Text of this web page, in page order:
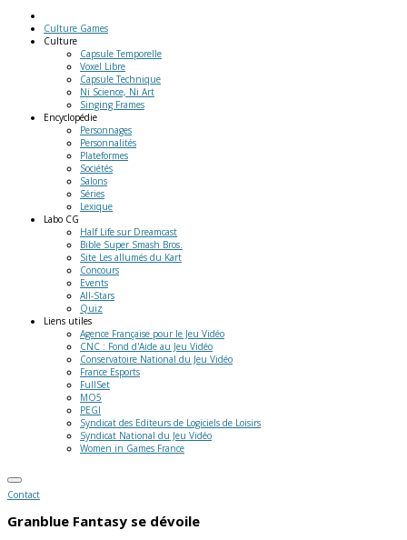
Culture Games
Culture
Capsule Temporelle
Voxel Libre
Capsule Technique
Ni Science, Ni Art
Singing Frames
Encyclopédie
Personnages
Personnalités
Plateformes
Sociétés
Salons
Séries
Lexique
Labo CG
Half Life sur Dreamcast
Bible Super Smash Bros.
Site Les allumés du Kart
Concours
Events
All-Stars
Quiz
Liens utiles
Agence Française pour le Jeu Vidéo
CNC : Fond d'Aide au Jeu Vidéo
Conservatoire National du Jeu Vidéo
France Esports
FullSet
MO5
PEGI
Syndicat des Editeurs de Logiciels de Loisirs
Syndicat National du Jeu Vidéo
Women in Games France
Contact
Granblue Fantasy se dévoile